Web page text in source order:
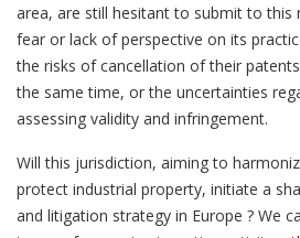
area, are still hesitant to submit to
fear or lack of perspective on its
the risks of cancellation of their
the same time, or the uncertainties
assessing validity and infringement.
Will this jurisdiction, aiming to
protect industrial property, initiate a
and litigation strategy in Europe ? We